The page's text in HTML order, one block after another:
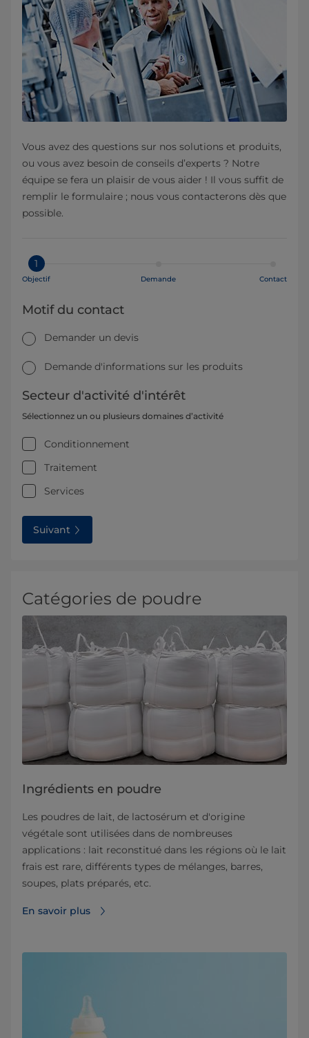
Vous avez des questions sur nos solutions et produits,
ou vous avez besoin de conseils d’experts ? Notre
équipe se fera un plaisir de vous aider ! Il vous suffit de
remplir le formulaire ; nous vous contacterons dès que
possible.
1
Objectif Demande Contact
Motif du contact
Demander un devis
Demande d'informations sur les produits
Secteur d'activité d'intérêt
Sélectionnez un ou plusieurs domaines d’activité
Conditionnement
Traitement
Services
Suivant
Catégories de poudre
Ingrédients en poudre
Les poudres de lait, de lactosérum et d'origine
végétale sont utilisées dans de nombreuses
applications : lait reconstitué dans les régions où le lait
frais est rare, différents types de mélanges, barres,
soupes, plats préparés, etc.
En savoir plus